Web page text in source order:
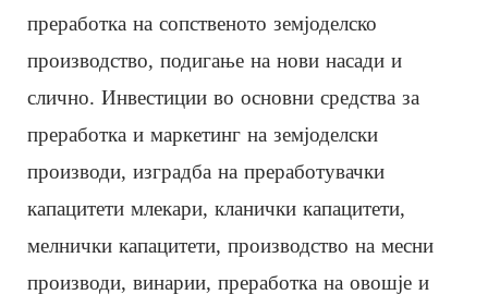
преработка на сопственото земјоделско
производство, подигање на нови насади и
слично. Инвестиции во основни средства за
преработка и маркетинг на земјоделски
производи, изградба на преработувачки
капацитети млекари, кланички капацитети,
мелнички капацитети, производство на месни
производи, винарии, преработка на овошје и